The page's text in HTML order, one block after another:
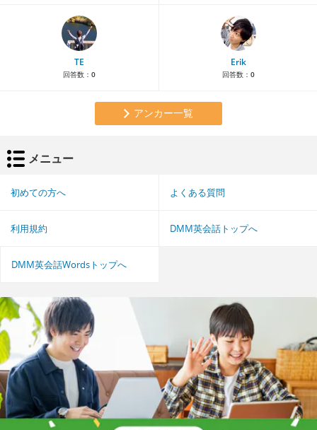
TE
回答数： 0
Erik
回答数： 0
アンカー一覧
メニュー
初めての方へ よくある質問
利用規約 DMM英会話トップへ
DMM英会話Wordsトップへ